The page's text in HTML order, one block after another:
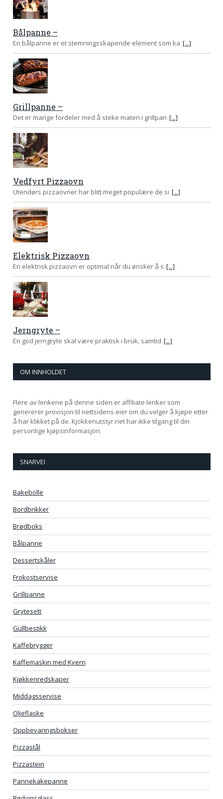
Bålpanne –
En bålpanne er et stemningsskapende element som ka [...]
Grillpanne –
Det er mange fordeler med å steke maten i grillpan [...]
Vedfyrt Pizzaovn
Utendørs pizzaovner har blitt meget populære de si [...]
Elektrisk Pizzaovn
En elektrisk pizzaovn er optimal når du ønsker å s [...]
Jerngryte –
En god jerngryte skal være praktisk i bruk, samtid [...]
OM INNHOLDET
Flere av lenkene på denne siden er affiliate lenker som
genererer provisjon til nettsidens eier om du velger å kjøpe etter
å har klikket på de. Kjokkenutstyr.net har ikke tilgang til din
personlige kjøpsinformasjon.
SNARVEI
Bakebolle
Bordbrikker
Brødboks
Bålpanne
Dessertskåler
Frokostservise
Grillpanne
Grytesett
Gullbestikk
Kaffebrygger
Kaffemaskin med Kvern
Kjøkkenredskaper
Middagsservise
Oljeflaske
Oppbevaringsbokser
Pizzastål
Pizzastein
Pannekakepanne